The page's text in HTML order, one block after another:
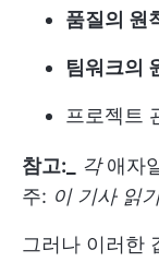
품질의 원
팀워크의
프로젝트
참고:_ 각애자
주: 이 기사 읽
그러나 이러한